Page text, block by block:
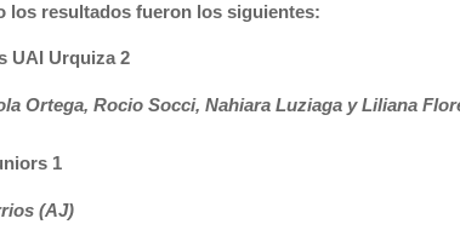
los resultados fueron los siguientes:
UAI Urquiza 2
Ortega, Rocio Socci, Nahiara Luziaga y Liliana
1
(AJ)